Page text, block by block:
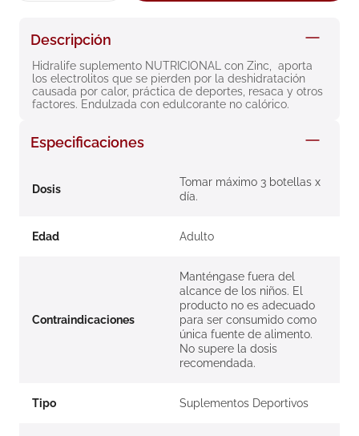
Descripción
Hidralife suplemento NUTRICIONAL con Zinc,  aporta
los electrolitos que se pierden por la deshidratación
causada por calor, práctica de deportes, resaca y otros
factores. Endulzada con edulcorante no calórico.
Especificaciones
Dosis
Tomar máximo 3 botellas x
día.
Edad Adulto
Contraindicaciones
Manténgase fuera del
alcance de los niños. El
producto no es adecuado
para ser consumido como
única fuente de alimento.
No supere la dosis
recomendada.
Tipo Suplementos Deportivos
8. roche posay
9. megacistin
10.pañales